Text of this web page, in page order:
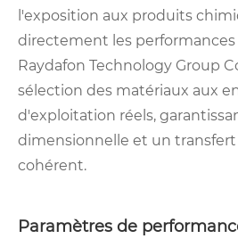
l'exposition aux produits
directement les
Raydafon Technology Group
sélection des matériaux aux
d'exploitation réels,
dimensionnelle et un
cohérent.
Paramètres de